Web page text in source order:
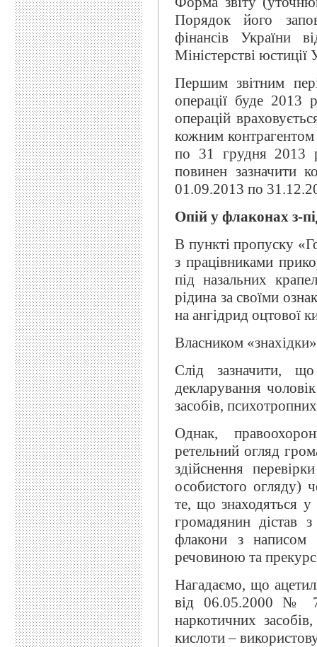
Порядок його
фінансів України
Міністерстві
Першим звітним
операції буде 2013
операцій
кожним контрагентом
по 31 грудня 2013
повинен зазначити
01.09.2013 по
Опій у флаконах з-
В пункті пропуску
з працівниками
під назальних
рідина за своїми
на ангідрид оцтової
Власником
Слід зазначити,
декларування
засобів,
Однак,
ретельний огляд
здійснення
особистого огляду)
те, що знаходяться
громадянин дістав
флакони з написом
речовиною та
Нагадаємо, що
від 06.05.2000 №
наркотичних
кислоти –